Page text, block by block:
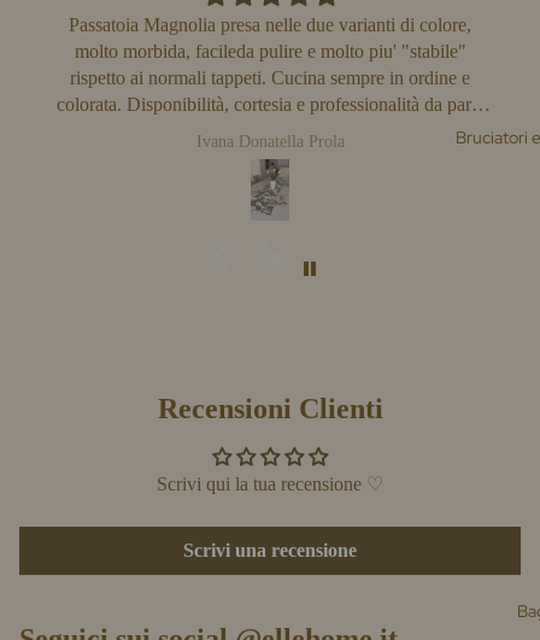
Bruciatori
Passatoia Magnolia presa nelle due varianti di colore,
molto morbida, facileda pulire e molto piu' "stabile"
rispetto ai normali tappeti. Cucina sempre in ordine e
colorata. Disponibilità, cortesia e professionalità da parte
dello staff, molto soddisfatta come sempre del resto
Ivana Donatella Prola
Recensioni Clienti
Scrivi qui la tua recensione ♡
Scrivi una recensione